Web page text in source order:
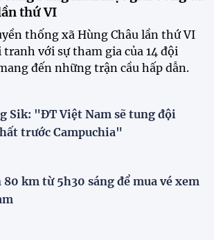
12:12 26/07/2026
HLV Kim Sang-sik: "Tuyển Việt
Nam sẽ mang sự tự tin này vào
23:26 24/07/2026